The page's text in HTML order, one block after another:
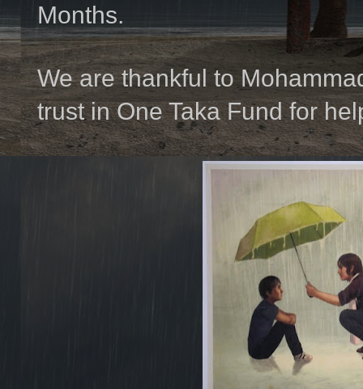
Months.
We are thankful to
trust in One Taka Fund for